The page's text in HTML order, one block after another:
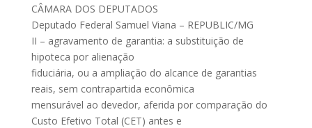
CÂMARA DOS DEPUTADOS
Deputado Federal Samuel Viana – REPUBLIC/MG
II – agravamento de garantia: a substituição de
hipoteca por alienação
fiduciária, ou a ampliação do alcance de garantias
reais, sem contrapartida econômica
mensurável ao devedor, aferida por comparação do
Custo Efetivo Total (CET) antes e